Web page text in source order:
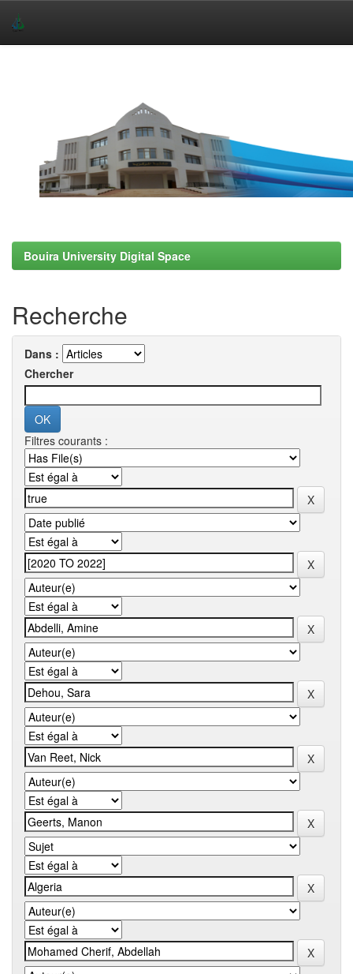
Bouira University Digital Space
Recherche
Dans :
Chercher
Filtres courants :